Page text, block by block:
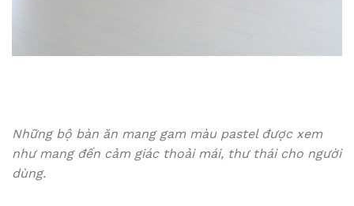
Những bộ bàn ăn mang gam màu pastel được xem
như mang đến cảm giác thoải mái, thư thái cho người
dùng.